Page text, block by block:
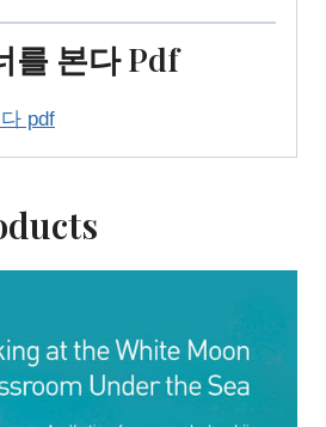
를 본다 Pdf
pdf